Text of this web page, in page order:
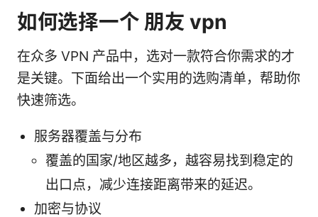
如何选择一个 朋友 vpn
在众多 VPN 产品中，选对一款符合你需求的才
是关键。下面给出一个实用的选购清单，帮助你
快速筛选。
服务器覆盖与分布
覆盖的国家/地区越多，越容易找到稳定的
出口点，减少连接距离带来的延迟。
加密与协议